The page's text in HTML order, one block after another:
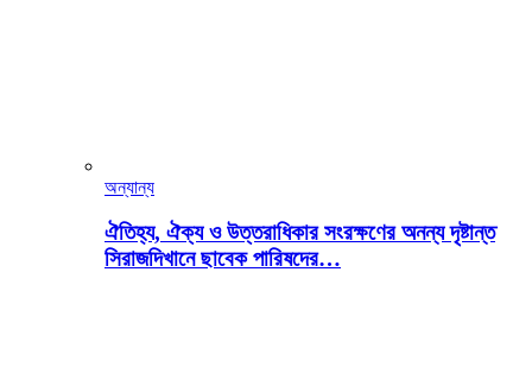
অন্যান্য
ঐতিহ্য, ঐক্য ও উত্তরাধিকার সংরক্ষণের অনন্য দৃষ্টান্ত
সিরাজদিখানে ছাবেক পারিষদের…